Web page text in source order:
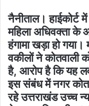
नैनीताल। हाईकोर्ट
महिला अधिवक्ता के
हंगामा खड़ा हो गया।
वकीलों ने कोतवाली
है, आरोप है कि यह
इस संबंध में नगर
रहे उत्तराखंड उच्च